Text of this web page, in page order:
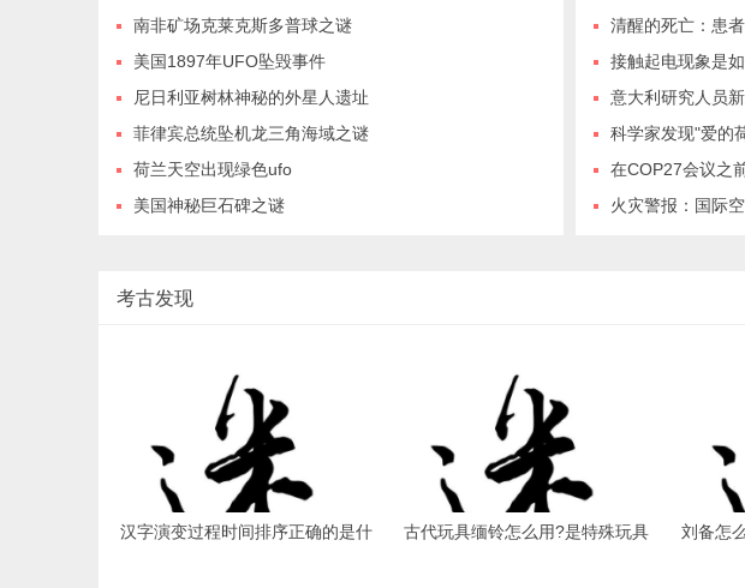
南非矿场克莱克斯多普球之谜
美国1897年UFO坠毁事件
尼日利亚树林神秘的外星人遗址
菲律宾总统坠机龙三角海域之谜
荷兰天空出现绿色ufo
美国神秘巨石碑之谜
清醒的死亡：患者回忆起在
接触起电现象是如何产生的？科
意大利研究人员新发现的配方
科学家发现"爱的荷尔蒙" - 催
在COP27会议之前 联合国敦
火灾警报：国际空间站
考古发现
汉字演变过程时间排序正确的是什
古代玩具缅铃怎么用?是特殊玩具
刘备怎